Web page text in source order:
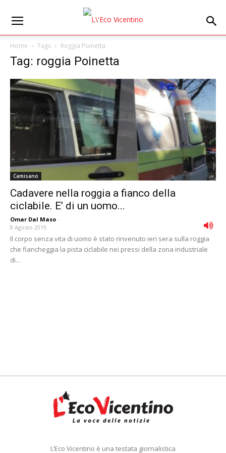
Home Tags Roggia Poinetta
Tag: roggia Poinetta
Camisano
Cadavere nella roggia a fianco della
ciclabile. E’ di un uomo...
Omar Dal Maso -
8 Agosto 2019
Il corpo senza vita di uomo è stato rinvenuto ieri sera sulla roggia
che fiancheggia la pista ciclabile nei pressi della zona industriale
di...
L’Eco Vicentino è una testata giornalistica